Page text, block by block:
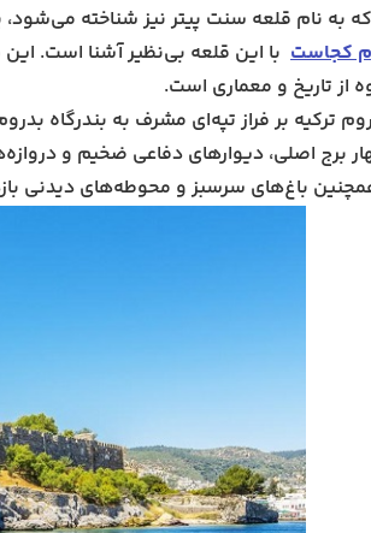
گنجینه ای در جاهای دیدنی بدروم
باستان شناسی
شهر باستانی پداسا
نمادها در جاهای دیدنی بدروم
بدروم؛ قلب جاهای دیدنی بدروم
به نام قلعه سنت پیتر نیز شناخته می‌شود،
کجاست با این قلعه بی‌نظیر آشنا است.
از تاریخ و معماری است.
ترکیه بر فراز تپه‌ای مشرف به بندرگاه
برج اصلی، دیوارهای دفاعی ضخیم و
باغ‌های سرسبز و محوطه‌های دیدنی